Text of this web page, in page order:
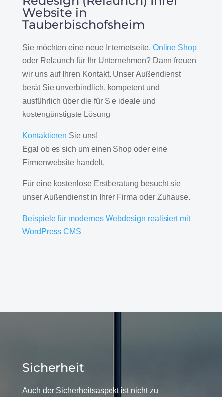
Website in
Tauberbischofsheim
Sie möchten eine neue Internetseite, Online Shop
oder Relaunch für Ihr Unternehmen? Dann freuen
wir uns auf Ihren Kontakt. Unser Außendienst
berät Sie unverbindlich, kompetent und
ausführlich über die für Sie ideale und
kostengünstigste Lösung.
Kontaktieren Sie uns!
Egal ob es sich um einen Shop oder eine
Firmenwebsite handelt.
Für eine kostenlose Erstberatung besucht sie
unser Außendienst in Ihrer Firma oder Zuhause.
Beispiele für modernes Webdesign realisiert mit
WordPress CMS
Sicherheit
Auch der Sicherheitsaspekt ist nicht zu